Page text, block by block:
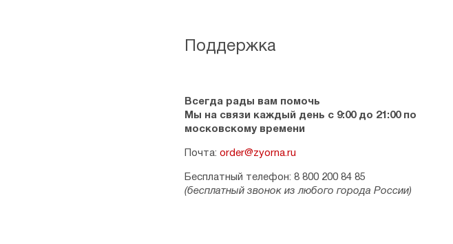
Поддержка
Всегда рады вам помочь
Мы на связи каждый день с 9:00 до 21:00 по
московскому времени
Почта: order@zyorna.ru
Бесплатный телефон: 8 800 200 84 85
(бесплатный звонок из любого города России)